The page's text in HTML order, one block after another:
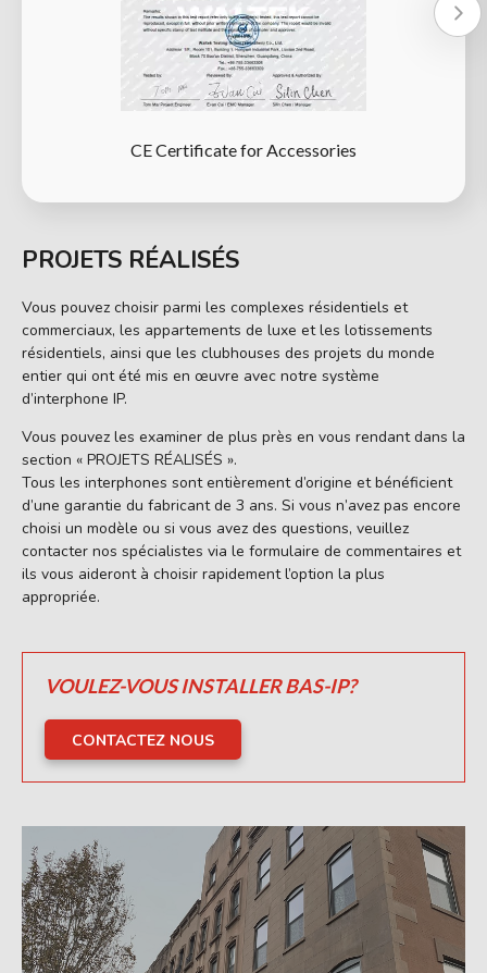
CE Certificate for Accessories
PROJETS RÉALISÉS
Vous pouvez choisir parmi les complexes résidentiels et
commerciaux, les appartements de luxe et les lotissements
résidentiels, ainsi que les clubhouses des projets du monde
entier qui ont été mis en œuvre avec notre système
d’interphone IP.
Vous pouvez les examiner de plus près en vous rendant dans la
section « PROJETS RÉALISÉS ».
Tous les interphones sont entièrement d’origine et bénéficient
d’une garantie du fabricant de 3 ans. Si vous n’avez pas encore
choisi un modèle ou si vous avez des questions, veuillez
contacter nos spécialistes via le formulaire de commentaires et
ils vous aideront à choisir rapidement l’option la plus
appropriée.
VOULEZ-VOUS INSTALLER BAS-IP?
CONTACTEZ NOUS